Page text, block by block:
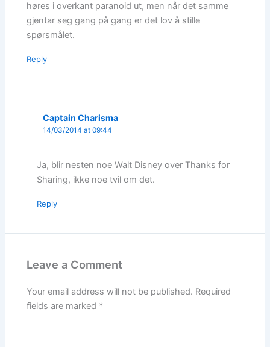
høres i overkant paranoid ut, men når det samme
gjentar seg gang på gang er det lov å stille
spørsmålet.
Reply
Captain Charisma
14/03/2014 at 09:44
Ja, blir nesten noe Walt Disney over Thanks for
Sharing, ikke noe tvil om det.
Reply
Leave a Comment
Your email address will not be published. Required
fields are marked *